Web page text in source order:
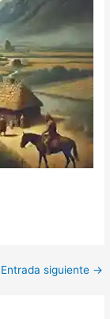
Entrada siguiente →